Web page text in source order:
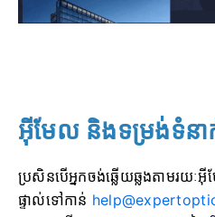
អ៊ីមែល និងទម្រង់ទំន
ប្រសិនបើអ្នកចង់ឆ្លើយឆ្លងតាមរយៈ
ផ្ទាល់ទៅកាន់